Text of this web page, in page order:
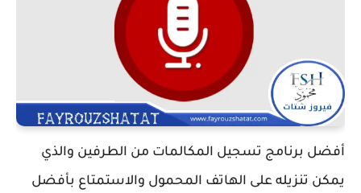
أفضل برنامج تسجيل المكالمات من الطرفين والذي
يمكن تنزيله على الهاتف المحمول والاستمتاع بأفضل